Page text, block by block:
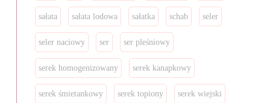
sałata sałata lodowa sałatka schab seler
seler naciowy ser ser pleśniowy
serek homogenizowany serek kanapkowy
serek śmietankowy serek topiony serek wiejski